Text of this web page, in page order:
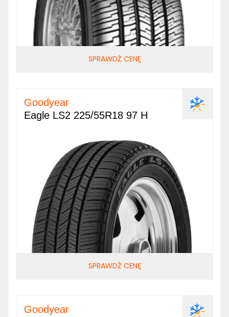
SPRAWDŹ CENĘ
Goodyear
Eagle LS2 225/55R18 97 H
SPRAWDŹ CENĘ
Goodyear